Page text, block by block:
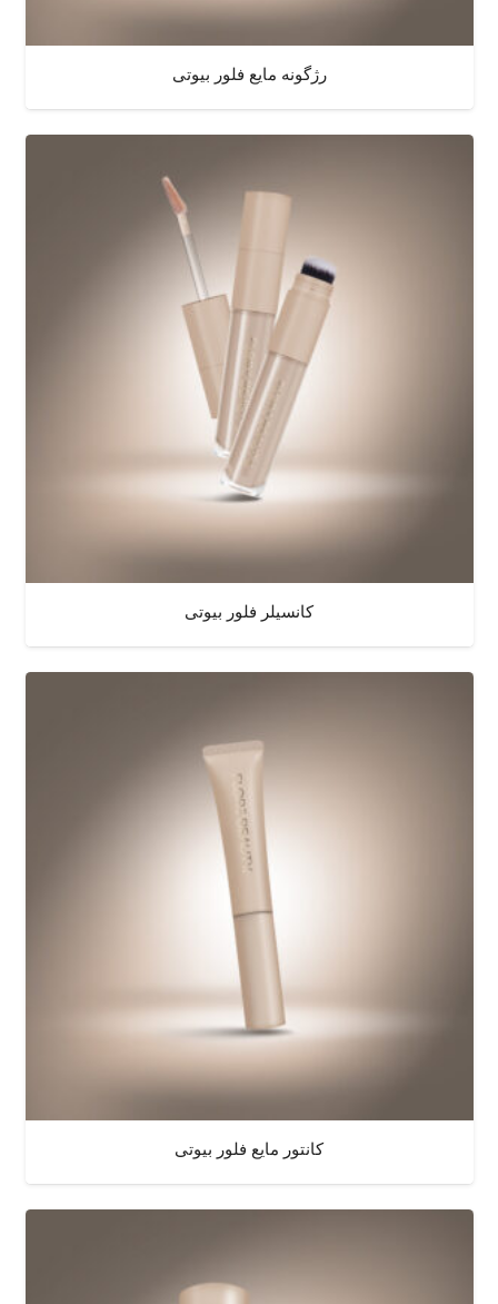
رژگونه مایع فلور بیوتی
کانسیلر فلور بیوتی
کانتور مایع فلور بیوتی